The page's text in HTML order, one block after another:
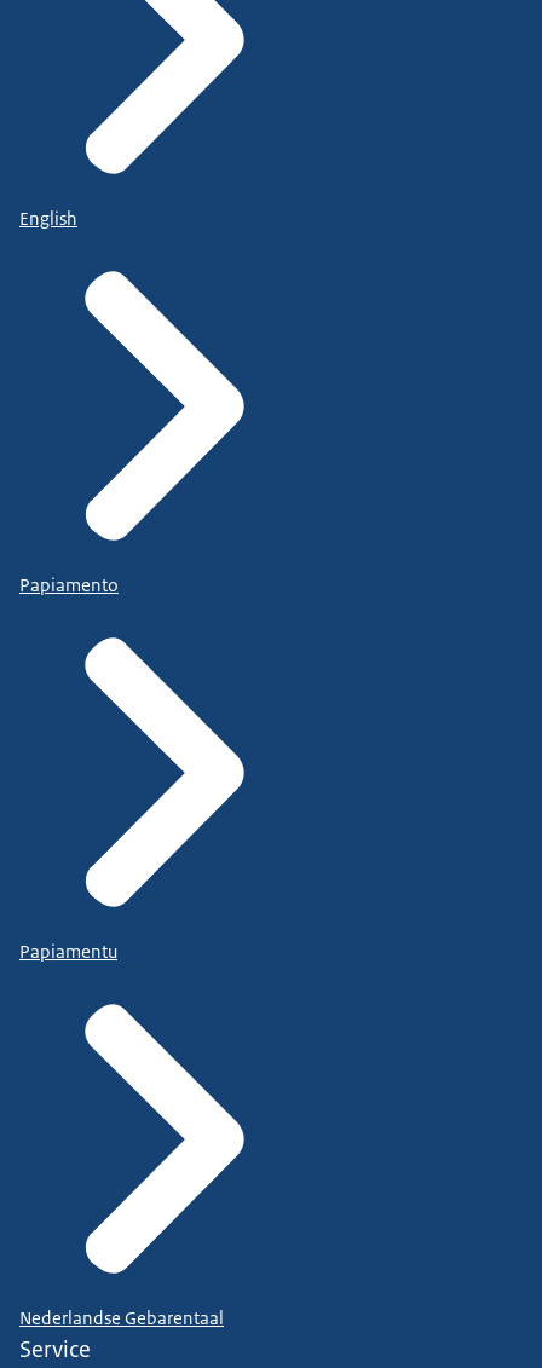
English
Papiamento
Papiamentu
Nederlandse Gebarentaal
Service